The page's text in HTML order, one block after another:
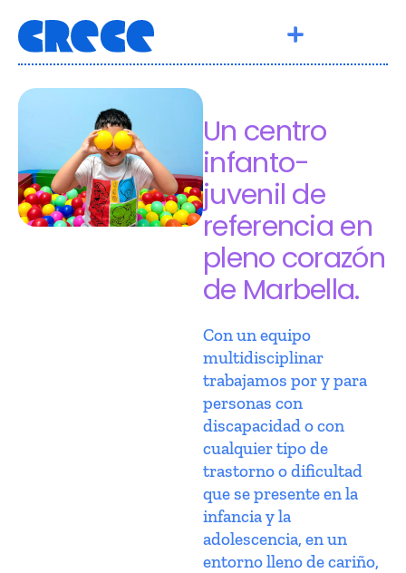
Un centro
infanto-
juvenil de
referencia en
pleno corazón
de Marbella.
Con un equipo
multidisciplinar
trabajamos por y para
personas con
discapacidad o con
cualquier tipo de
trastorno o dificultad
que se presente en la
infancia y la
adolescencia, en un
entorno lleno de cariño,